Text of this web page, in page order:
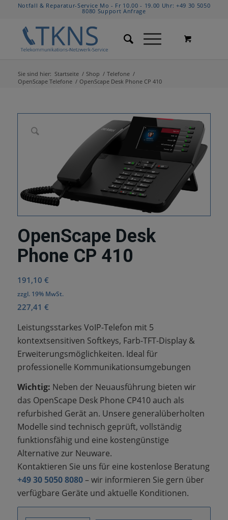
Notfall & Reparatur-Service Mo - Fr 10.00 - 19.00 Uhr:+49 30 5050
8080 Support Anfrage
Sie sind hier: Startseite / Shop / Telefone /
OpenScape Telefone / OpenScape Desk Phone CP 410
OpenScape Desk
Phone CP 410
191,10 €
zzgl. 19% MwSt.
227,41 €
Leistungsstarkes VoIP-Telefon mit 5
kontextsensitiven Softkeys, Farb-TFT-Display &
Erweiterungsmöglichkeiten. Ideal für
professionelle Kommunikationsumgebungen
Wichtig: Neben der Neuausführung bieten wir
das OpenScape Desk Phone CP410 auch als
refurbished Gerät an. Unsere generalüberholten
Modelle sind technisch geprüft, vollständig
funktionsfähig und eine kostengünstige
Alternative zur Neuware.
Kontaktieren Sie uns für eine kostenlose Beratung
+49 30 5050 8080– wir informieren Sie gern über
verfügbare Geräte und aktuelle Konditionen.